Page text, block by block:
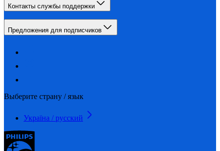
Контакты службы поддержки
Предложения для подписчиков
Выберите страну / язык
Україна / русский